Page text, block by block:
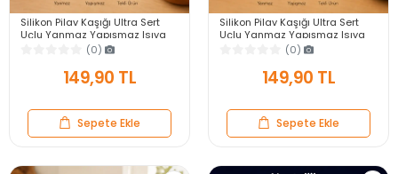
Silikon Pilav Kaşığı Ultra Sert
Uçlu Yanmaz Yapışmaz Isıya
Dayanıklı Siyah Servis Yemek
(0)
149,90 TL
Sepete Ekle
Silikon Pilav Kaşığı Ultra Sert
Uçlu Yanmaz Yapışmaz Isıya
Dayanıklı Kırmızı Servis Yemek
(0)
149,90 TL
Sepete Ekle